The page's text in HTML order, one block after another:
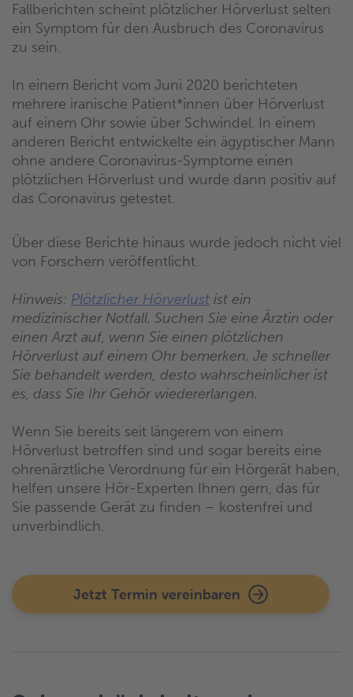
Fallberichten scheint plötzlicher Hörverlust selten
ein Symptom für den Ausbruch des Coronavirus
zu sein.
In einem Bericht vom Juni 2020 berichteten
mehrere iranische Patient*innen über Hörverlust
auf einem Ohr sowie über Schwindel. In einem
anderen Bericht entwickelte ein ägyptischer Mann
ohne andere Coronavirus-Symptome einen
plötzlichen Hörverlust und wurde dann positiv auf
das Coronavirus getestet.
Über diese Berichte hinaus wurde jedoch nicht viel
von Forschern veröffentlicht.
Hinweis: Plötzlicher Hörverlust ist ein
medizinischer Notfall. Suchen Sie eine Ärztin oder
einen Arzt auf, wenn Sie einen plötzlichen
Hörverlust auf einem Ohr bemerken. Je schneller
Sie behandelt werden, desto wahrscheinlicher ist
es, dass Sie Ihr Gehör wiedererlangen.
Wenn Sie bereits seit längerem von einem
Hörverlust betroffen sind und sogar bereits eine
ohrenärztliche Verordnung für ein Hörgerät haben,
helfen unsere Hör-Experten Ihnen gern, das für
Sie passende Gerät zu finden – kostenfrei und
unverbindlich.
Jetzt Termin vereinbaren